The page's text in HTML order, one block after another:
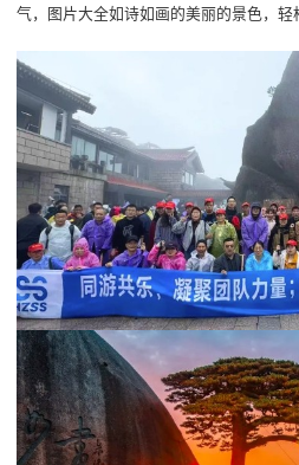
气，图片大全如诗如画的美丽的景色，轻